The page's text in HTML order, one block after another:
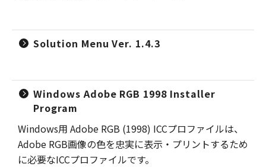
Solution Menu Ver. 1.4.3
Windows Adobe RGB 1998 Installer
Program
Windows用 Adobe RGB (1998) ICCプロファイルは、
Adobe RGB画像の色を忠実に表示・プリントするため
に必要なICCプロファイルです。